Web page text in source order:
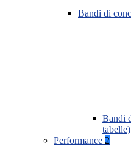
Bandi di
Bandi
tabelle)
Performance 2